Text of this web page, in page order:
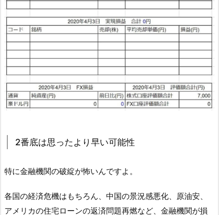
2番底は思ったより早い可能性
特に金融機関の破綻が怖いんですよ。
各国の経済危機はもちろん、中国の景況感悪化、原油安、
アメリカの住宅ローンの返済問題再燃など、金融機関が損